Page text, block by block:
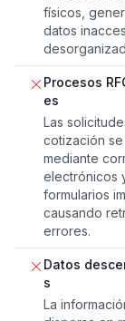
físicos,
datos
Procesos
es
Las
cotización se
mediante
electrónicos
formularios
causando
errores.
Datos
s
La